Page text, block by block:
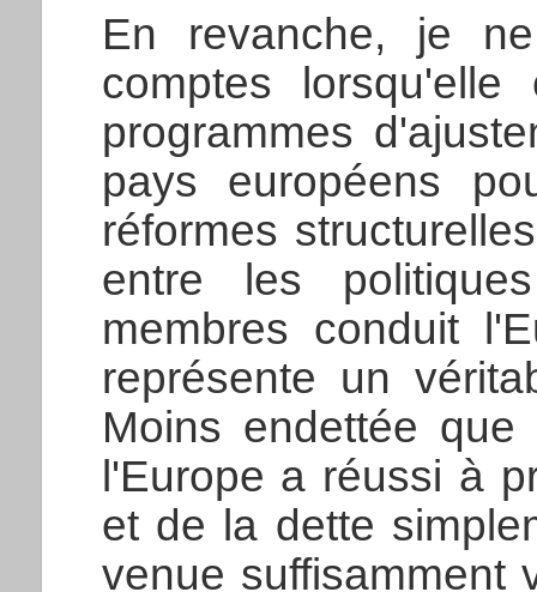
En revanche, je
comptes
programmes
pays européens
réformes
entre les
membres conduit
représente un
Moins endettée
l'Europe a réussi à
et de la dette
venue suffisamment